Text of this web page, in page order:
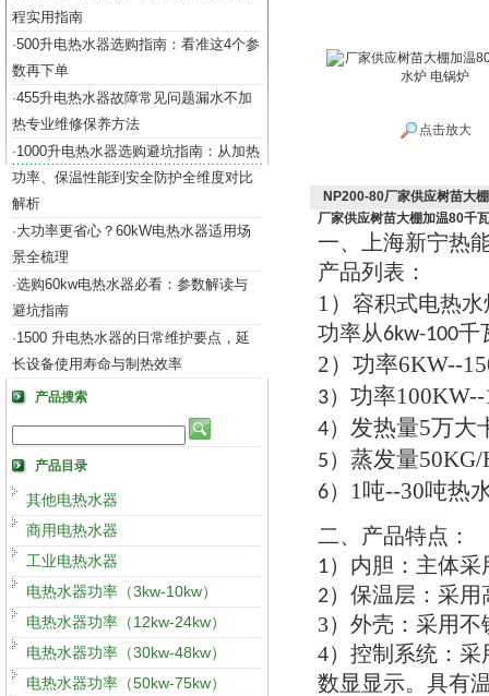
程实用指南
·500升电热水器选购指南：看准这4个参
数再下单
·455升电热水器故障常见问题漏水不加
热专业维修保养方法
·1000升电热水器选购避坑指南：从加热
功率、保温性能到安全防护全维度对比
解析
·大功率更省心？60kW电热水器适用场
景全梳理
·选购60kw电热水器必看：参数解读与
避坑指南
·1500 升电热水器的日常维护要点，延
长设备使用寿命与制热效率
产品搜索
产品目录
其他电热水器
商用电热水器
工业电热水器
电热水器功率（3kw-10kw）
电热水器功率（12kw-24kw）
电热水器功率（30kw-48kw）
电热水器功率（50kw-75kw）
点击放大
NP200-80厂家供应树苗大
厂家供应树苗大棚加温80千
一、
上海新宁热
产品列表 ：
1） 容积式电热水
功率从6kw-100千
2） 功率6KW--
3） 功率
4） 发热量5万大
5） 蒸发量
6） 1吨--30吨热
二、 产品特点 ：
1） 内胆 ： 主体采
2） 保温层 ： 采用
3） 外壳 ： 采用不
4） 控制系统 ： 采
数显显示。 具有